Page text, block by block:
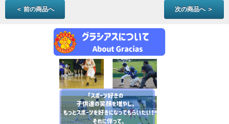
＜ 前の商品へ 次の商品へ ＞